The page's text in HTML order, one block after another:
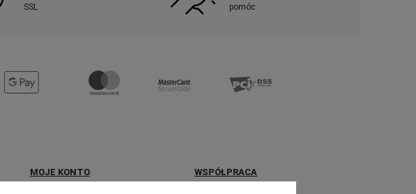
SSL
pomóc
MOJE KONTO WSPÓŁPRACA